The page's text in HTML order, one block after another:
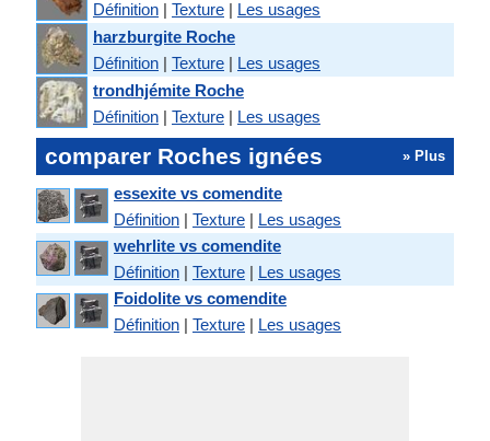
Définition | Texture | Les usages
harzburgite Roche
Définition | Texture | Les usages
trondhjémite Roche
Définition | Texture | Les usages
comparer Roches ignées » Plus
essexite vs comendite
Définition | Texture | Les usages
wehrlite vs comendite
Définition | Texture | Les usages
Foidolite vs comendite
Définition | Texture | Les usages